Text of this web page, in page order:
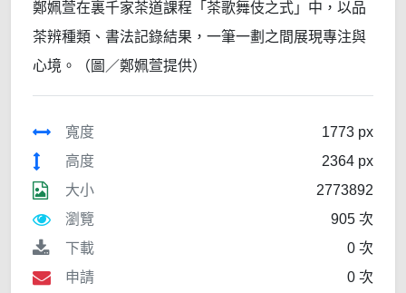
鄭姵萱在裏千家茶道課程「茶歌舞伎之式」中，以品
茶辨種類、書法記錄結果，一筆一劃之間展現專注與
心境。（圖／鄭姵萱提供）
寬度
1773 px
高度
2364 px
大小
2773892
瀏覽
905 次
下載
0 次
申請
0 次